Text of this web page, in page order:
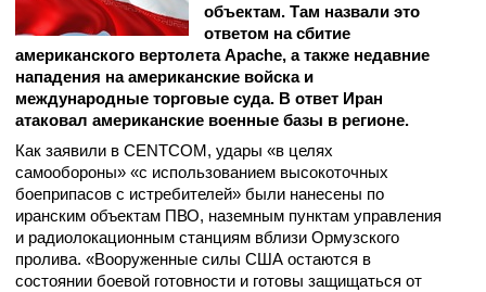
объектам. Там назвали это
ответом на сбитие
американского вертолета Apache, а также недавние
нападения на американские войска и
международные торговые суда. В ответ Иран
атаковал американские военные базы в регионе.
Как заявили в CENTCOM, удары «в целях
самообороны» «с использованием высокоточных
боеприпасов с истребителей» были нанесены по
иранским объектам ПВО, наземным пунктам управления
и радиолокационным станциям вблизи Ормузского
пролива. «Вооруженные силы США остаются в
состоянии боевой готовности и готовы защищаться от